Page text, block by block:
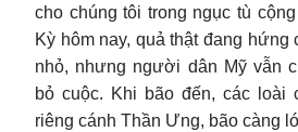
cho chúng tôi trong ngục tù
Kỳ hôm nay, quả thật đang
nhỏ, nhưng người dân Mỹ vẫn
bỏ cuộc. Khi bão đến, các loài
riêng cánh Thần Ưng, bão càng